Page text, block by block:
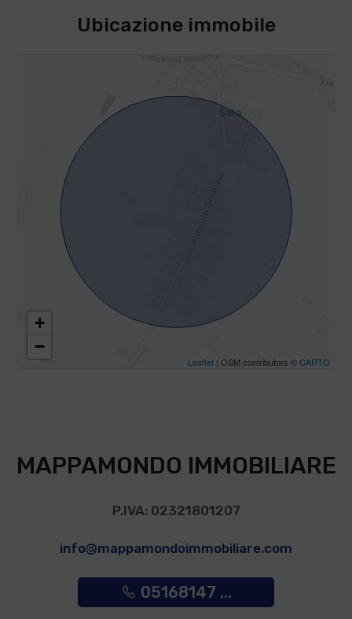
Ubicazione immobile
+
−
Leaflet | OSM contributors ©CARTO
MAPPAMONDO IMMOBILIARE
P.IVA: 02321801207
info@mappamondoimmobiliare.com
05168147 ...